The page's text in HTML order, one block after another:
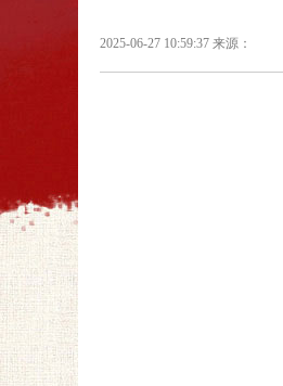
2025-06-27 10:59:37 来源：